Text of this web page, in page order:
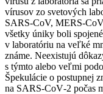
vírusov zo svetových
SARS-CoV,
všetky úniky boli
v laboratóriu na veľké
známe. Neexistujú
s týmto alebo veľmi
Špekulácie o postupnej
na SARS‑CoV‑2 počas